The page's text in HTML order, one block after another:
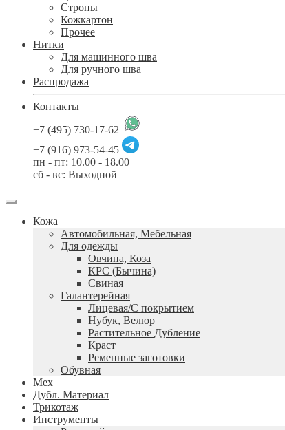
Стропы
Кожкартон
Прочее
Нитки
Для машинного шва
Для ручного шва
Распродажа
Контакты
+7 (495) 730-17-62
+7 (916) 973-54-45
пн - пт: 10.00 - 18.00
сб - вс: Выходной
Кожа
Автомобильная, Мебельная
Для одежды
Овчина, Коза
КРС (Бычина)
Свиная
Галантерейная
Лицевая/С покрытием
Нубук, Велюр
Растительное Дубление
Краст
Ременные заготовки
Обувная
Мех
Дубл. Материал
Трикотаж
Инструменты